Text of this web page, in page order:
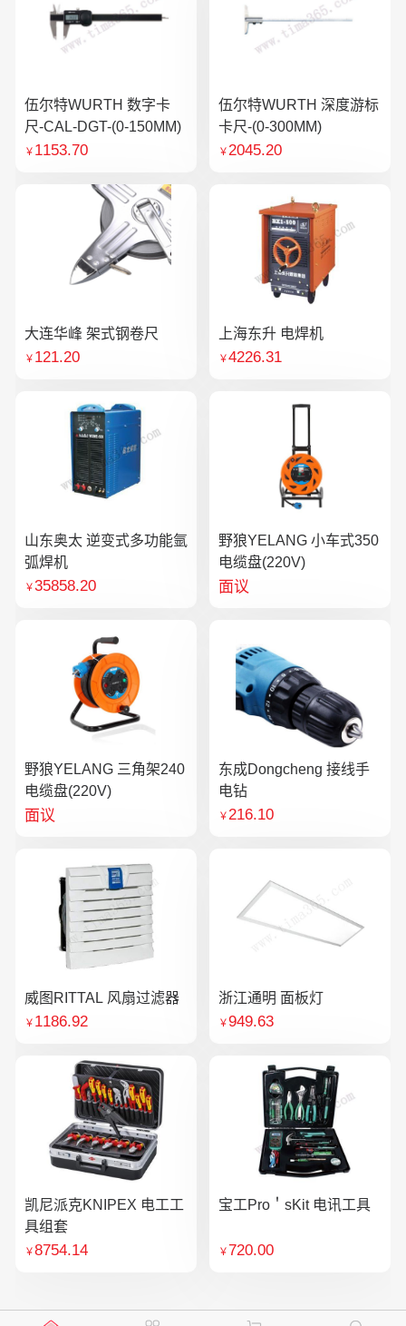
伍尔特WURTH 数字卡
尺-CAL-DGT-(0-150MM)
￥ 1153.70
伍尔特WURTH 深度游标
卡尺-(0-300MM)
￥2045.20
大连华峰 架式钢卷尺
￥ 121.20
上海东升 电焊机
￥4226.31
山东奥太 逆变式多功能氩
弧焊机
￥35858.20
野狼YELANG 小车式350
电缆盘(220V)
面议
野狼YELANG 三角架240
电缆盘(220V)
面议
东成Dongcheng 接线手
电钻
￥216.10
威图RITTAL 风扇过滤器
￥ 1186.92
浙江通明 面板灯
￥949.63
凯尼派克KNIPEX 电工工
具组套
￥8754.14
宝工Pro＇sKit 电讯工具
￥720.00